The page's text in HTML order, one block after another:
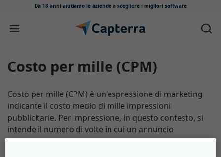
Da 18 anni aiutiamo le aziende a scegliere i migliori software
Salta e vai al contenuto
Costo per mille (CPM)
Costo per mille (CPM) è un'espressione di marketing
indicante il costo medio di mille impressioni
pubblicitarie. Per impressione, in questo contesto, si
intende il numero di volte in cui un annuncio
pubblicitario raggiunge il pubblico attraverso una